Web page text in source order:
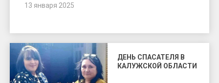
13 января 2025
ДЕНЬ СПАСАТЕЛЯ В
КАЛУЖСКОЙ ОБЛАСТИ